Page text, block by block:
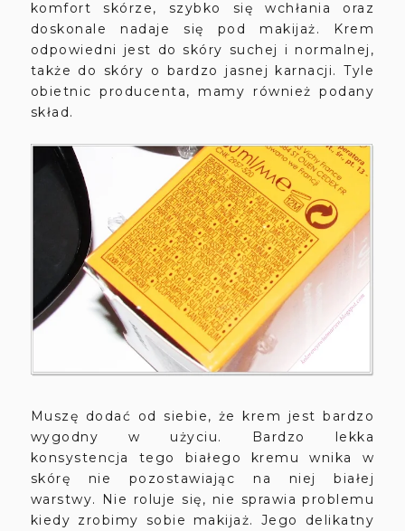
komfort skórze, szybko się wchłania oraz
doskonale nadaje się pod makijaż. Krem
odpowiedni jest do skóry suchej i normalnej,
także do skóry o bardzo jasnej karnacji. Tyle
obietnic producenta, mamy również podany
skład.
Muszę dodać od siebie, że krem jest bardzo
wygodny w użyciu. Bardzo lekka
konsystencja tego białego kremu wnika w
skórę nie pozostawiając na niej białej
warstwy. Nie roluje się, nie sprawia problemu
kiedy zrobimy sobie makijaż. Jego delikatny